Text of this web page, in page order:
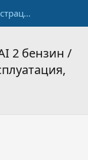
Регистрация
2 бензин /